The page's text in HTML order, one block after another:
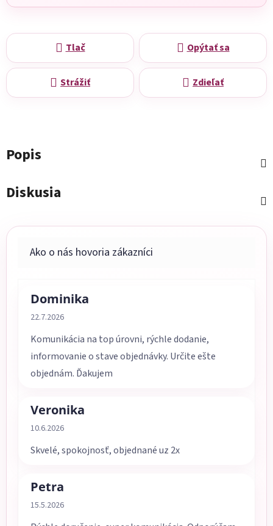
Tlač Opýtať sa
Strážiť Zdieľať
Popis
Diskusia
Dominika
Hodnotenie obchodu je 5 z 5 hviezdičiek.
22.7.2026
Komunikácia na top úrovni, rýchle dodanie,
informovanie o stave objednávky. Určite ešte
objednám. Ďakujem
Veronika
Hodnotenie obchodu je 5 z 5 hviezdičiek.
10.6.2026
Skvelé, spokojnosť, objednané uz 2x
Petra
Hodnotenie obchodu je 5 z 5 hviezdičiek.
15.5.2026